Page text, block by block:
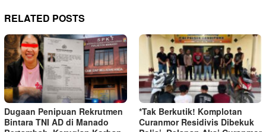
RELATED POSTS
Dugaan Penipuan Rekrutmen
Bintara TNI AD di Manado
*Tak Berkutik! Komplotan
Curanmor Residivis Dibekuk